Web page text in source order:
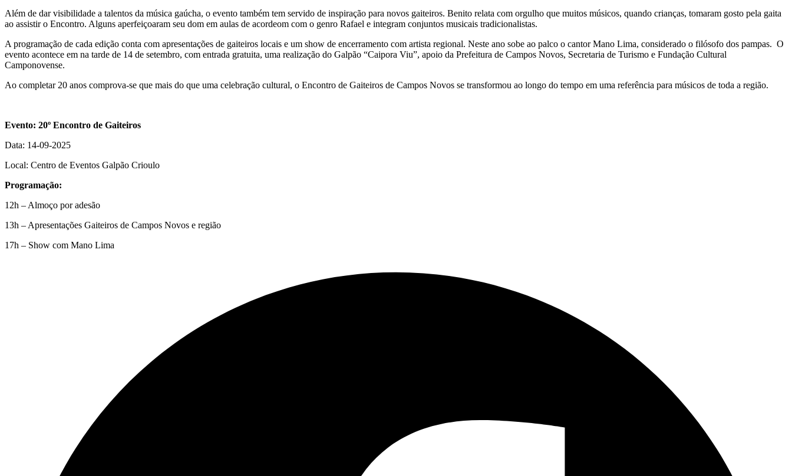
Além de dar visibilidade a talentos da música gaúcha, o evento também tem servido de inspiração para novos gaiteiros. Benito relata com orgulho que muitos músicos, quando crianças, tomaram gosto pela gaita
ao assistir o Encontro. Alguns aperfeiçoaram seu dom em aulas de acordeom com o genro Rafael e integram conjuntos musicais tradicionalistas.
A programação de cada edição conta com apresentações de gaiteiros locais e um show de encerramento com artista regional. Neste ano sobe ao palco o cantor Mano Lima, considerado o filósofo dos pampas. O
evento acontece em na tarde de 14 de setembro, com entrada gratuita, uma realização do Galpão “Caipora Viu”, apoio da Prefeitura de Campos Novos, Secretaria de Turismo e Fundação Cultural
Camponovense.
Ao completar 20 anos comprova-se que mais do que uma celebração cultural, o Encontro de Gaiteiros de Campos Novos se transformou ao longo do tempo em uma referência para músicos de toda a região.
Evento: 20º Encontro de Gaiteiros
Data: 14-09-2025
Local: Centro de Eventos Galpão Crioulo
Programação:
12h – Almoço por adesão
13h – Apresentações Gaiteiros de Campos Novos e região
17h – Show com Mano Lima